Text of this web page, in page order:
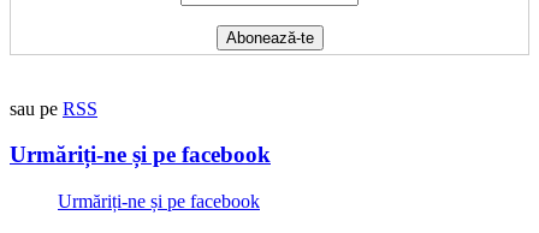
sau pe RSS
Urmăriți-ne și pe facebook
Urmăriți-ne și pe facebook